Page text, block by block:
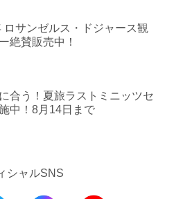
ロサンゼルス・ドジャース観
絶賛販売中！
合う！夏旅ラストミニッツセ
中！8月14日まで
シャルSNS